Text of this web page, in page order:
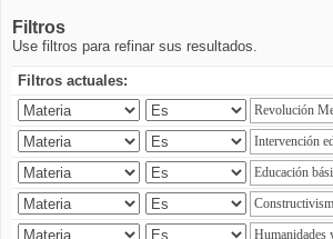
Filtros
Use filtros para refinar sus resultados.
Filtros actuales: